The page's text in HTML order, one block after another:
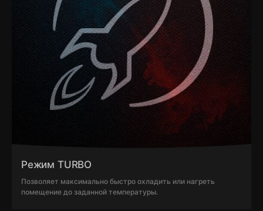
Режим TURBO
Позволяет максимально быстро охладить или нагреть
помещение до заданной температуры.